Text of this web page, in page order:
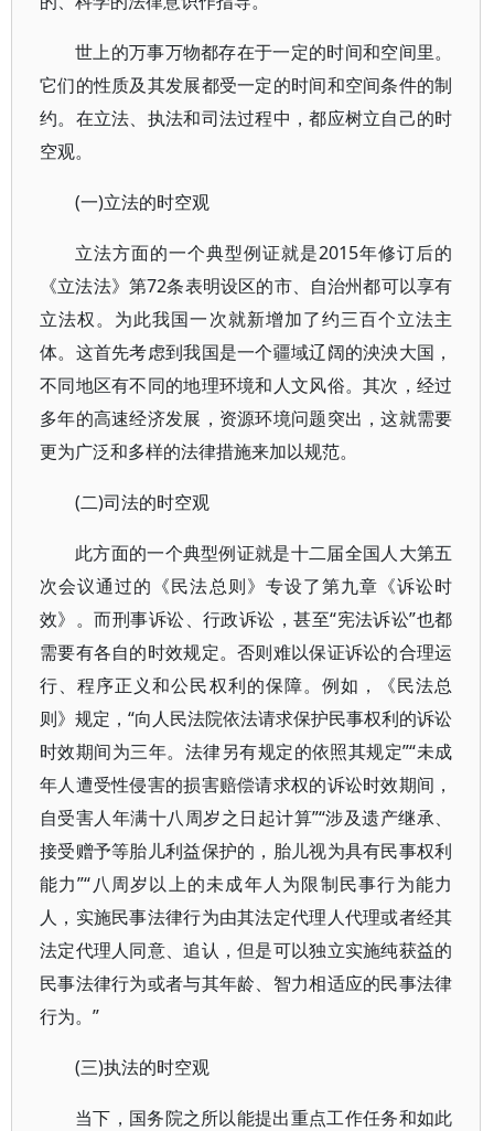
世上的万事万物都存在于一定的时间和空间里。
它们的性质及其发展都受一定的时间和空间条件的制
约。在立法、执法和司法过程中，都应树立自己的时
空观。
(一)立法的时空观
立法方面的一个典型例证就是2015年修订后的
《立法法》第72条表明设区的市、自治州都可以享有
立法权。为此我国一次就新增加了约三百个立法主
体。这首先考虑到我国是一个疆域辽阔的泱泱大国，
不同地区有不同的地理环境和人文风俗。其次，经过
多年的高速经济发展，资源环境问题突出，这就需要
更为广泛和多样的法律措施来加以规范。
(二)司法的时空观
此方面的一个典型例证就是十二届全国人大第五
次会议通过的《民法总则》专设了第九章《诉讼时
效》。而刑事诉讼、行政诉讼，甚至“宪法诉讼”也都
需要有各自的时效规定。否则难以保证诉讼的合理运
行、程序正义和公民权利的保障。例如，《民法总
则》规定，“向人民法院依法请求保护民事权利的诉讼
时效期间为三年。法律另有规定的依照其规定”“未成
年人遭受性侵害的损害赔偿请求权的诉讼时效期间，
自受害人年满十八周岁之日起计算”“涉及遗产继承、
接受赠予等胎儿利益保护的，胎儿视为具有民事权利
能力”“八周岁以上的未成年人为限制民事行为能力
人，实施民事法律行为由其法定代理人代理或者经其
法定代理人同意、追认，但是可以独立实施纯获益的
民事法律行为或者与其年龄、智力相适应的民事法律
行为。”
(三)执法的时空观
当下，国务院之所以能提出重点工作任务和如此